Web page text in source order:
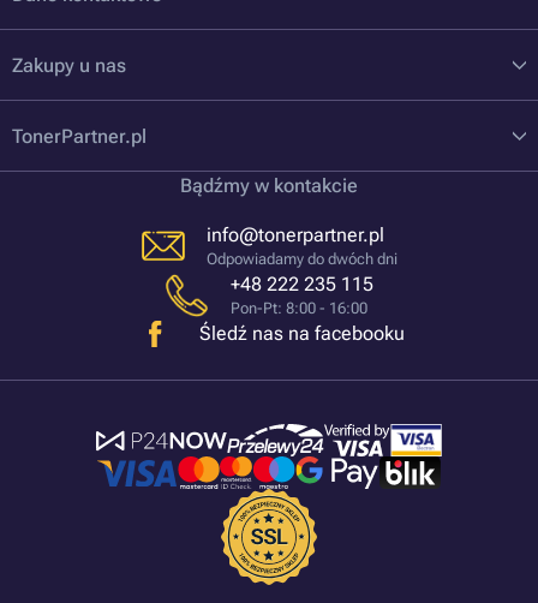
Zakupy u nas
TonerPartner.pl
Bądźmy w kontakcie
info@tonerpartner.pl
Odpowiadamy do dwóch dni
+48 222 235 115
Pon-Pt: 8:00 - 16:00
Śledź nas na facebooku